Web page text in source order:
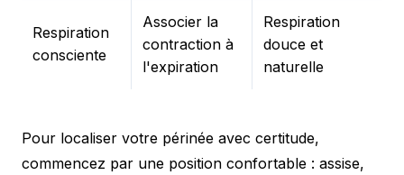
Respiration
consciente
Associer la
contraction à
l'expiration
Respiration
douce et
naturelle
Pour localiser votre périnée avec certitude,
commencez par une position confortable : assise,